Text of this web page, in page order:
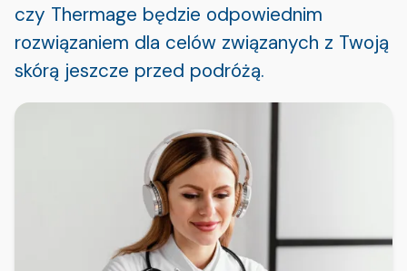
czy Thermage będzie odpowiednim
rozwiązaniem dla celów związanych z Twoją
skórą jeszcze przed podróżą.